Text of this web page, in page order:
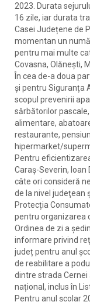
2023. Durata
16 zile, iar durata
Casei Județene de
momentan un
pentru mai multe
Covasna, Olănești,
În cea de-a doua
și pentru Siguranța
scopul prevenirii
sărbătorilor
alimentare,
restaurante,
hipermarket/
Pentru
Caraș-Severin, Ioan
câte ori consideră
de la nivel judeţean
Protecția
pentru organizarea
Ordinea de zi a
informare privind
județ pentru anul
de reabilitare a
dintre strada Cernei
național, inclus în
Pentru anul școlar